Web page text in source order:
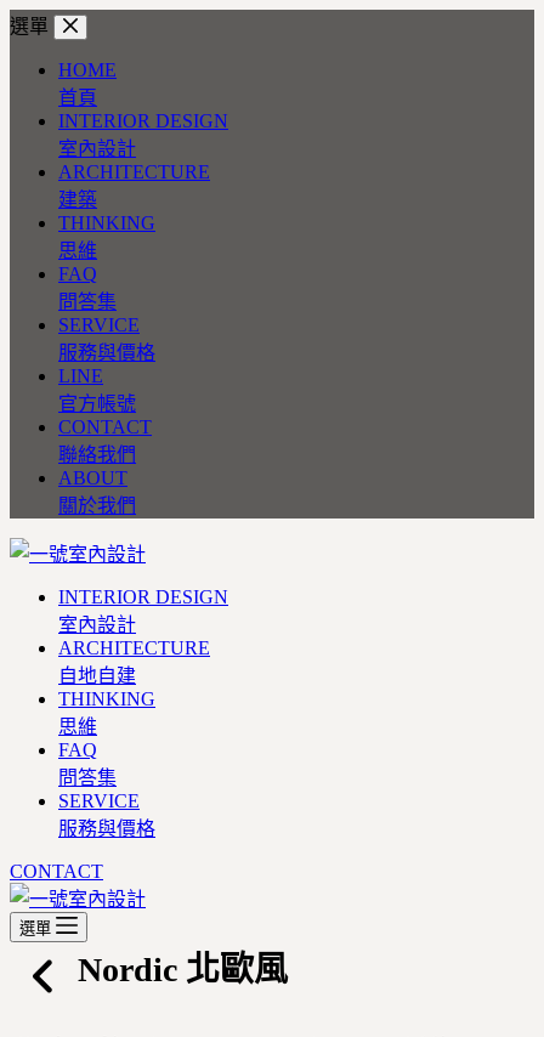
跳
選單
HOME
首頁
INTERIOR DESIGN
室內設計
ARCHITECTURE
建築
THINKING
思維
FAQ
問答集
SERVICE
服務與價格
LINE
官方帳號
CONTACT
聯絡我們
ABOUT
關於我們
INTERIOR DESIGN
室內設計
ARCHITECTURE
自地自建
THINKING
思維
FAQ
問答集
SERVICE
服務與價格
CONTACT
選單
Nordic 北歐風